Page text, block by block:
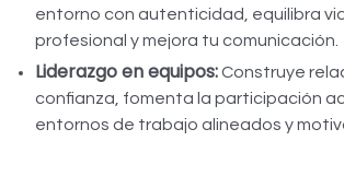
entorno con autenticidad, equilibra
profesional y mejora tu comunicación.
Liderazgo en equipos:Construye
confianza, fomenta la participación
entornos de trabajo alineados y